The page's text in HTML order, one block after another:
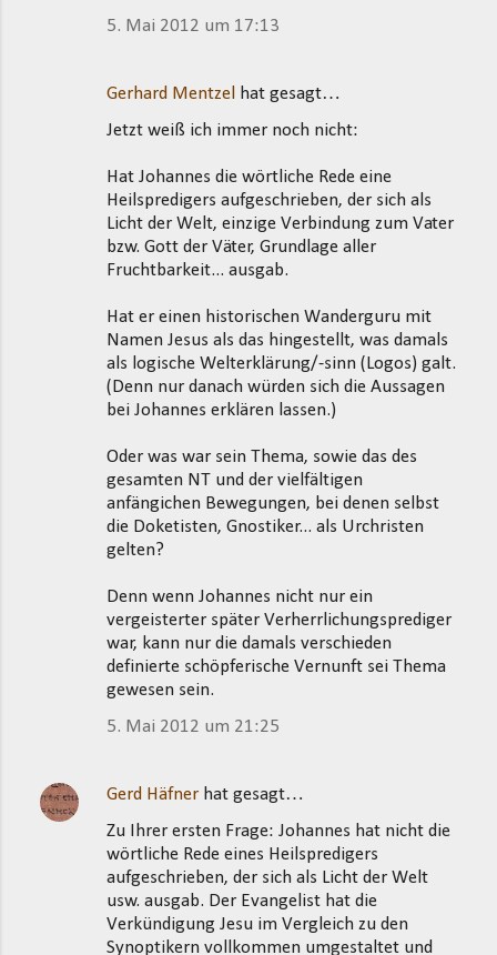
5. Mai 2012 um 17:13
Gerhard Mentzel
hat gesagt…
Jetzt weiß ich immer noch nicht:
Hat Johannes die wörtliche Rede eine
Heilspredigers aufgeschrieben, der sich als
Licht der Welt, einzige Verbindung zum Vater
bzw. Gott der Väter, Grundlage aller
Fruchtbarkeit... ausgab.
Hat er einen historischen Wanderguru mit
Namen Jesus als das hingestellt, was damals
als logische Welterklärung/-sinn (Logos) galt.
(Denn nur danach würden sich die Aussagen
bei Johannes erklären lassen.)
Oder was war sein Thema, sowie das des
gesamten NT und der vielfältigen
anfängichen Bewegungen, bei denen selbst
die Doketisten, Gnostiker... als Urchristen
gelten?
Denn wenn Johannes nicht nur ein
vergeisterter später Verherrlichungsprediger
war, kann nur die damals verschieden
definierte schöpferische Vernunft sei Thema
gewesen sein.
5. Mai 2012 um 21:25
Gerd Häfner hat gesagt…
Zu Ihrer ersten Frage: Johannes hat nicht die
wörtliche Rede eines Heilspredigers
aufgeschrieben, der sich als Licht der Welt
usw. ausgab. Der Evangelist hat die
Verkündigung Jesu im Vergleich zu den
Synoptikern vollkommen umgestaltet und